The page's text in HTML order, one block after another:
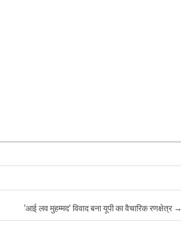
‘आई लव मुहम्मद’ विवाद बना यूपी का वैचारिक रणक्षेत्र →